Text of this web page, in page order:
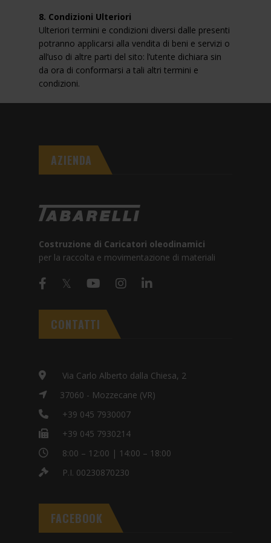
8. Condizioni Ulteriori
Ulteriori termini e condizioni diversi dalle presenti
potranno applicarsi alla vendita di beni e servizi o
all’uso di altre parti del sito: l’utente dichiara sin
da ora di conformarsi a tali altri termini e
condizioni.
AZIENDA
Costruzione di Caricatori oleodinamici
per la raccolta e movimentazione di materiali
CONTATTI
Via Carlo Alberto dalla Chiesa, 2
37060 - Mozzecane (VR)
+39 045 7930007
+39 045 7930214
8:00 – 12:00 | 14:00 – 18:00
P.I. 00230870230
FACEBOOK